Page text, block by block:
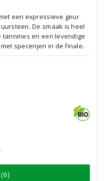
een expressieve geur
De smaak is heel
en een levendige
specerijen in de finale.